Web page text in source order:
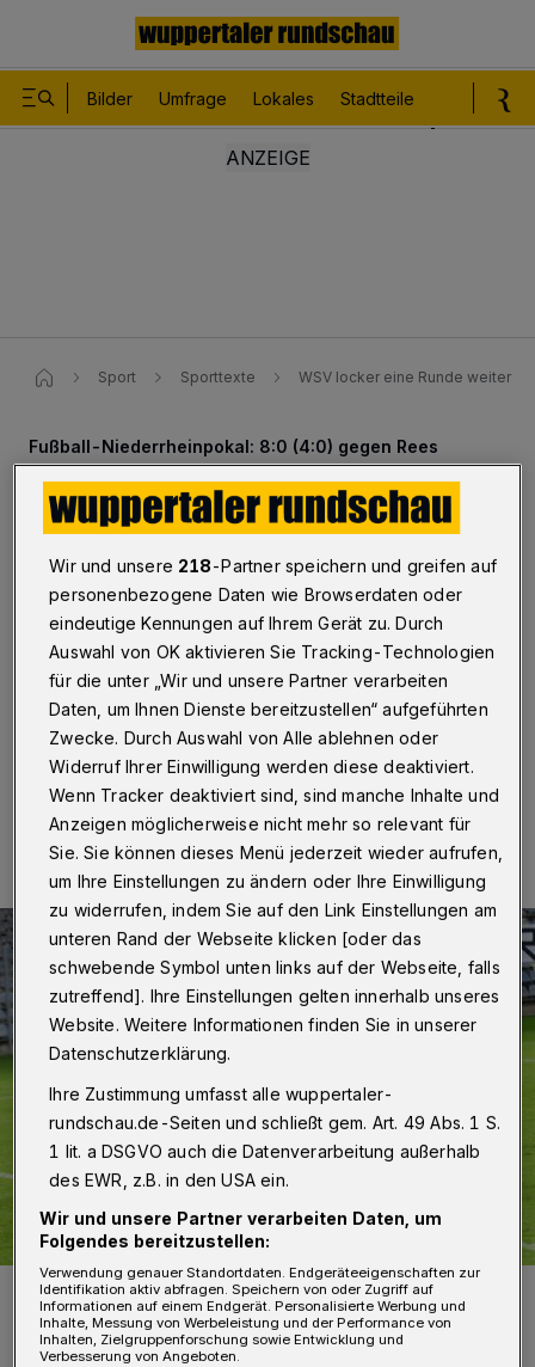
Bilder Umfrage Lokales Stadtteile
Sport Sporttexte WSV locker eine Runde weiter
Fußball-Niederrheinpokal: 8:0 (4:0) gegen Rees
WSV locker eine Runde weiter
Wuppertal·Der Fußball-Regionalligist Wuppertaler SV
steht erwartungsgemäß im Achtelfinale des
Niederrheinpokals. Das Team des neuen Trainers
Adrian Alipour setzte sich am Mitwochabend (5.
September 2018) vor 478 Zuschauern im Stadion am
Zoo gegen den Kreisligisten SV Rees mit 8:0 (4:0)
durch.
05.09.2018 , 21:17 Uhr Eine Minute Lesezeit
Drei Tore: Christopher Kramer (rechts, schwarzes Trikot).
Foto: Jochen Classen
Wir und unsere 218-Partner speichern und greifen auf
personenbezogene Daten wie Browserdaten oder
eindeutige Kennungen auf Ihrem Gerät zu. Durch
Auswahl von OK aktivieren Sie Tracking-Technologien
für die unter „Wir und unsere Partner verarbeiten
Daten, um Ihnen Dienste bereitzustellen“ aufgeführten
Zwecke. Durch Auswahl von Alle ablehnen oder
Widerruf Ihrer Einwilligung werden diese deaktiviert.
Wenn Tracker deaktiviert sind, sind manche Inhalte und
Anzeigen möglicherweise nicht mehr so relevant für
Sie. Sie können dieses Menü jederzeit wieder aufrufen,
um Ihre Einstellungen zu ändern oder Ihre Einwilligung
zu widerrufen, indem Sie auf den Link Einstellungen am
unteren Rand der Webseite klicken [oder das
schwebende Symbol unten links auf der Webseite, falls
zutreffend]. Ihre Einstellungen gelten innerhalb unseres
Website. Weitere Informationen finden Sie in unserer
Datenschutzerklärung.
Ihre Zustimmung umfasst alle wuppertaler-
rundschau.de-Seiten und schließt gem. Art. 49 Abs. 1 S.
1 lit. a DSGVO auch die Datenverarbeitung außerhalb
des EWR, z.B. in den USA ein.
Wir und unsere Partner verarbeiten Daten, um
Folgendes bereitzustellen:
Verwendung genauer Standortdaten. Endgeräteeigenschaften zur
Identifikation aktiv abfragen. Speichern von oder Zugriff auf
Informationen auf einem Endgerät. Personalisierte Werbung und
Inhalte, Messung von Werbeleistung und der Performance von
Inhalten, Zielgruppenforschung sowie Entwicklung und
Verbesserung von Angeboten.